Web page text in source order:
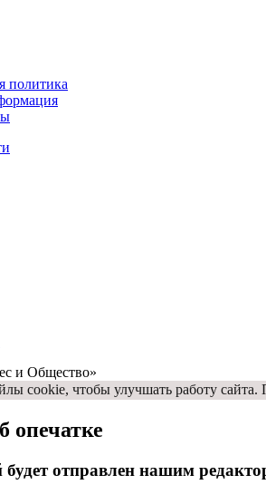
политика
и Общество»
cookie, чтобы улучшать работу сайта.
опечатке
будет отправлен нашим